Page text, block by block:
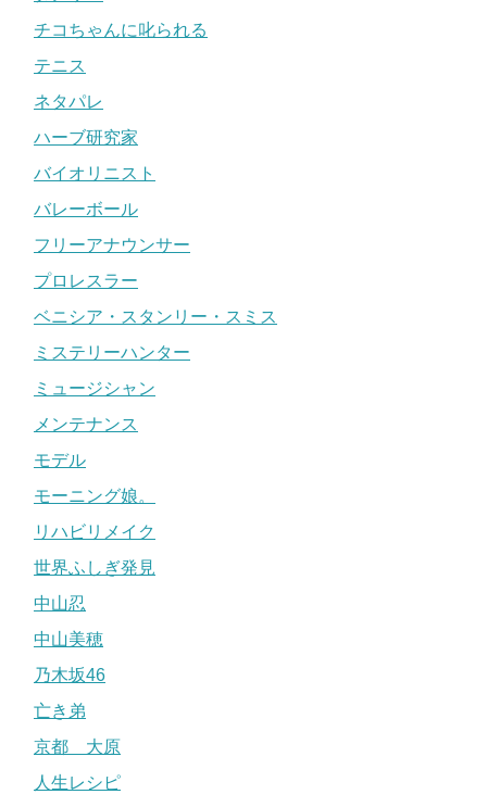
チコちゃんに叱られる
テニス
ネタパレ
ハーブ研究家
バイオリニスト
バレーボール
フリーアナウンサー
プロレスラー
ベニシア・スタンリー・スミス
ミステリーハンター
ミュージシャン
メンテナンス
モデル
モーニング娘。
リハビリメイク
世界ふしぎ発見
中山忍
中山美穂
乃木坂46
亡き弟
京都 大原
人生レシピ